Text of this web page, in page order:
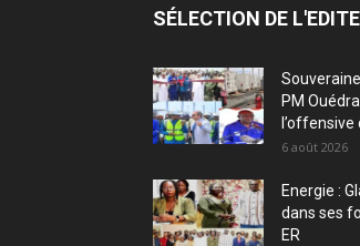
SÉLECTION DE
PM
l’offensive
6 août 2026
Energie :
dans ses
ER